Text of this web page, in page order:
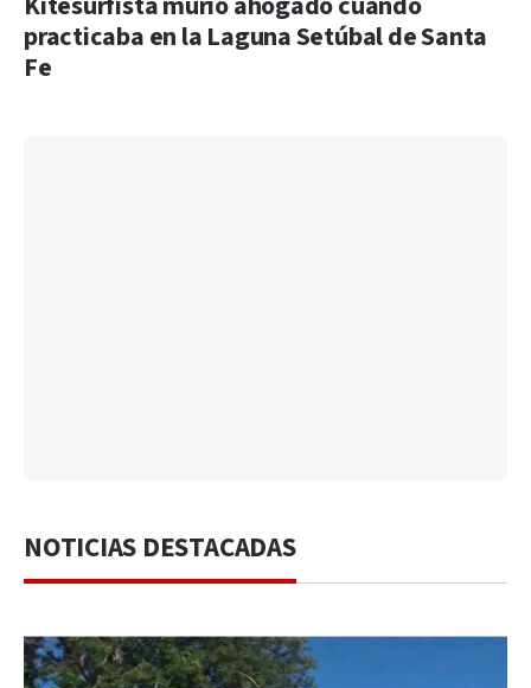
practicaba en la Laguna Setúbal de Santa
Fe
NOTICIAS DESTACADAS